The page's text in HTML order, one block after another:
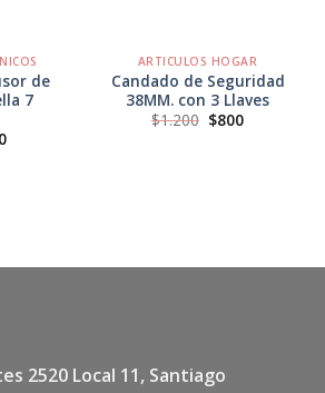
de
7
El
precio
ARTICULOS HOGAR
Candado de Seguridad
38MM. con 3 Llaves
$1.200 El
precio
$800El
2520 Local 11, Santiago